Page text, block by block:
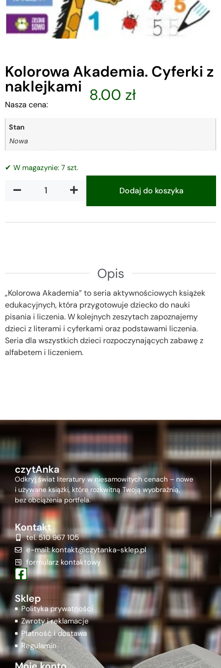
Kolorowa Akademia. Cyferki z
naklejkami
Nasza cena:
8.00 zł
Stan
Nowa
✔ W magazynie: 7 szt.
Dodaj do koszyka
Opis
„Kolorowa Akademia” to seria aktywnościowych książek
edukacyjnych, która przygotowuje dziecko do nauki
pisania i liczenia. W kolejnych zeszytach zapoznajemy
dzieci z literami i cyferkami oraz podstawami liczenia.
Seria dla wszystkich dzieci rozpoczynających zabawę z
alfabetem i liczeniem.
czytAnka
Odkryj świat literatury w niesamowitych cenach – nowe
i używane książki, które rozkwitną Twoją wyobraźnią,
bez obciążenia portfela.
Kontakt
tel. 510 967 105
e-mail: kontakt@czytanka-sklep.pl
formularz kontaktowy
Sklep
Polityka prywatności
Zwroty i reklamacje
Płatność i dostawa
Regulamin